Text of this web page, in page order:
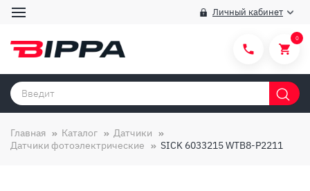
Личный кабинет
Категории товаров
Способы покупки
0
Главная Каталог
Датчики
Датчики фотоэлектрические
SICK 6033215 WTB8-P2211